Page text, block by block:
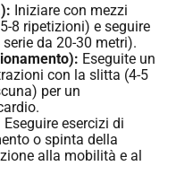
Iniziare con mezzi
8 ripetizioni) e seguire
da 20-30 metri).
Eseguite un
con la slitta (4-5
per un
Eseguire esercizi di
o spinta della
alla mobilità e al